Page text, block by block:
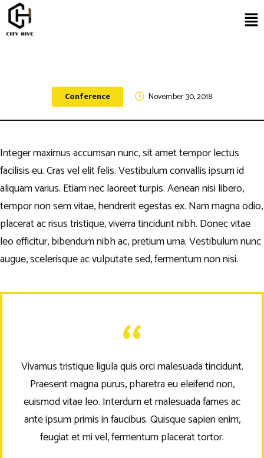
Conference November 30, 2018
Integer maximus accumsan nunc, sit amet tempor lectus
facilisis eu. Cras vel elit felis. Vestibulum convallis ipsum id
aliquam varius. Etiam nec laoreet turpis. Aenean nisi libero,
tempor non sem vitae, hendrerit egestas ex. Nam magna odio,
placerat ac risus tristique, viverra tincidunt nibh. Donec vitae
leo efficitur, bibendum nibh ac, pretium urna. Vestibulum nunc
augue, scelerisque ac vulputate sed, fermentum non nisi.
Vivamus tristique ligula quis orci malesuada tincidunt.
Praesent magna purus, pharetra eu eleifend non,
euismod vitae leo. Interdum et malesuada fames ac
ante ipsum primis in faucibus. Quisque sapien enim,
feugiat et mi vel, fermentum placerat tortor.